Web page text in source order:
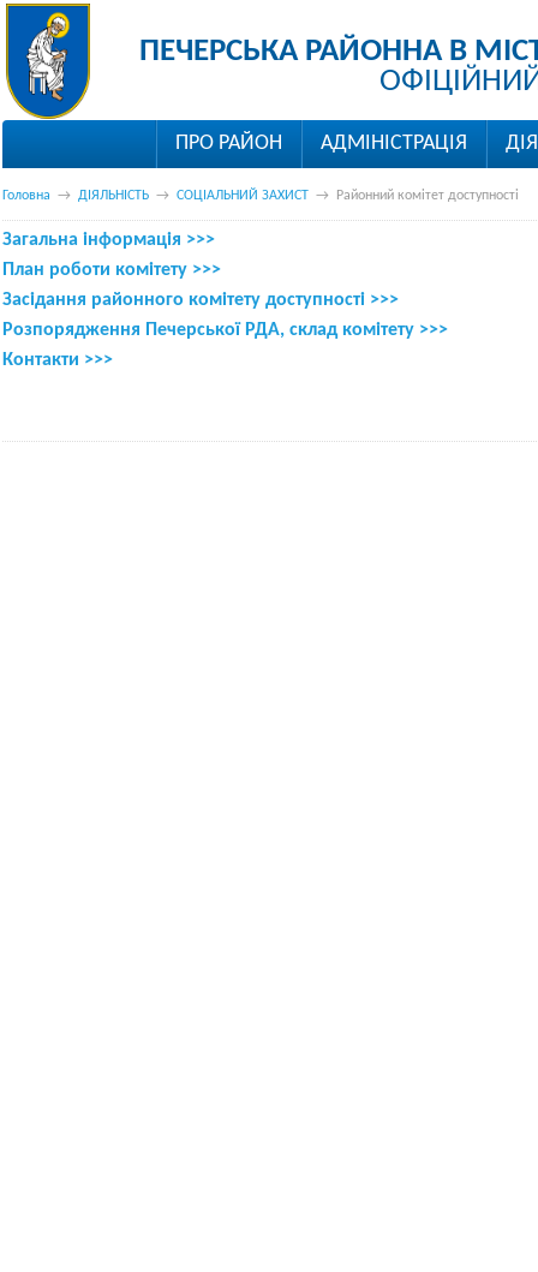
ПЕЧЕРСЬКА РАЙОННА В
ПРО РАЙОН АДМІНІСТРАЦІЯ
Головна → ДІЯЛЬНІСТЬ→ СОЦІАЛЬНИЙ ЗАХИСТ→ Районний комітет доступності
Загальна інформація >>>
План роботи комітету >>>
Засідання районного комітету доступності >>>
Розпорядження Печерської РДА, склад комітету >>>
Контакти >>>